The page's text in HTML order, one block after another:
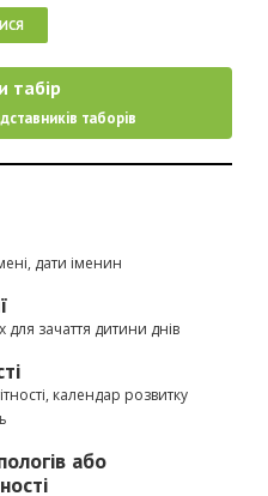
табір
таборів
дати іменин
зачаття дитини днів
календар розвитку
або